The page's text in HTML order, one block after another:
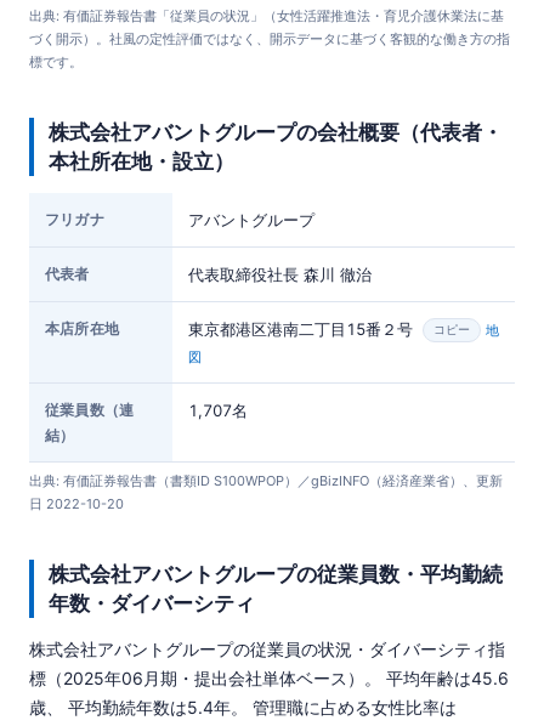
出典: 有価証券報告書「従業員の状況」（女性活躍推進法・育児介護休業法に基
づく開示）。社風の定性評価ではなく、開示データに基づく客観的な働き方の指
標です。
株式会社アバントグループの会社概要（代表者・
本社所在地・設立）
フリガナ アバントグループ
代表者 代表取締役社長 森川 徹治
本店所在地 東京都港区港南二丁目15番２号 コピー
地
図
従業員数（連
結）
1,707名
出典: 有価証券報告書（書類ID S100WPOP）／gBizINFO（経済産業省）、更新
日 2022-10-20
株式会社アバントグループの従業員数・平均勤続
年数・ダイバーシティ
株式会社アバントグループの従業員の状況・ダイバーシティ指
標（2025年06月期・提出会社単体ベース）。 平均年齢は45.6
歳、 平均勤続年数は5.4年。 管理職に占める女性比率は